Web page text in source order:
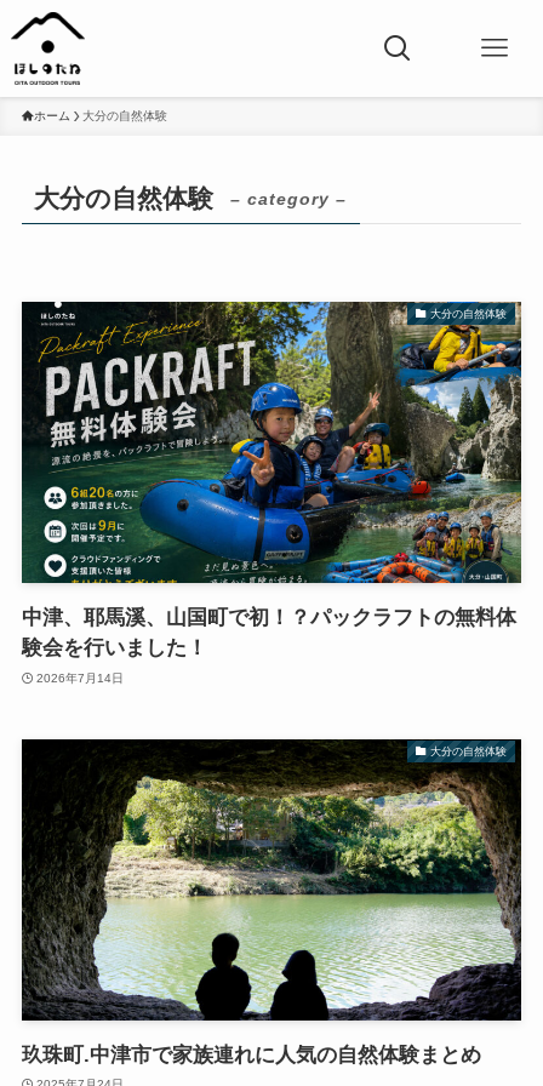
ホーム 大分の自然体験
大分の自然体験 – category –
大分の自然体験
中津、耶馬溪、山国町で初！？パックラフトの無料体
験会を行いました！
2026年7月14日
大分の自然体験
玖珠町.中津市で家族連れに人気の自然体験まとめ